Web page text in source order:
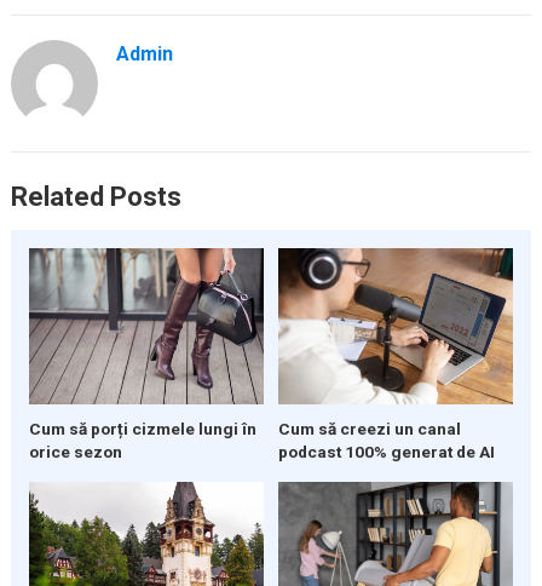
Admin
Related Posts
Cum să porți cizmele lungi în
orice sezon
Cum să creezi un canal
podcast 100% generat de AI